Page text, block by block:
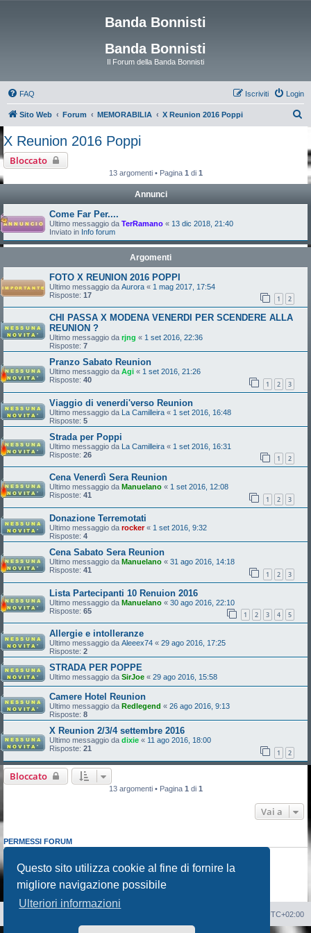
Questo sito utilizza cookie al fine di fornire la
migliore navigazione possibile
Ulteriori informazioni
Banda Bonnisti
Banda Bonnisti
Il Forum della Banda Bonnisti
FAQ Login
Iscriviti
Sito Web Forum MEMORABILIA X Reunion 2016 Poppi
X Reunion 2016 Poppi
Bloccato
13 argomenti • Pagina 1 di 1
Annunci
Come Far Per....
Ultimo messaggio da TerRamano « 13 dic 2018, 21:40
Inviato in Info forum
Argomenti
FOTO X REUNION 2016 POPPI
Ultimo messaggio da Aurora « 1 mag 2017, 17:54
Risposte: 17 1 2
CHI PASSA X MODENA VENERDI PER SCENDERE ALLA
REUNION ?
Ultimo messaggio da rjng « 1 set 2016, 22:36
Risposte: 7
Pranzo Sabato Reunion
Ultimo messaggio da Agi « 1 set 2016, 21:26
Risposte: 40 1 2 3
Viaggio di venerdi'verso Reunion
Ultimo messaggio da La Camilleira « 1 set 2016, 16:48
Risposte: 5
Strada per Poppi
Ultimo messaggio da La Camilleira « 1 set 2016, 16:31
Risposte: 26 1 2
Cena Venerdì Sera Reunion
Ultimo messaggio da Manuelano « 1 set 2016, 12:08
Risposte: 41 1 2 3
Donazione Terremotati
Ultimo messaggio da rocker« 1 set 2016, 9:32
Risposte: 4
Cena Sabato Sera Reunion
Ultimo messaggio da Manuelano « 31 ago 2016, 14:18
Risposte: 41 1 2 3
Lista Partecipanti 10 Renuion 2016
Ultimo messaggio da Manuelano « 30 ago 2016, 22:10
Risposte: 65 1 2 3 4 5
Allergie e intolleranze
Ultimo messaggio da Aleeex74 « 29 ago 2016, 17:25
Risposte: 2
STRADA PER POPPE
Ultimo messaggio da SirJoe « 29 ago 2016, 15:58
Camere Hotel Reunion
Ultimo messaggio da Redlegend « 26 ago 2016, 9:13
Risposte: 8
X Reunion 2/3/4 settembre 2016
Ultimo messaggio da dixie « 11 ago 2016, 18:00
Risposte: 21 1 2
Bloccato
13 argomenti • Pagina 1 di 1
Vai a
PERMESSI FORUM
Non puoi rispondere negli argomenti
Non puoimodificare i tuoi messaggi
Non puoi cancellare i tuoi messaggi
Non puoi
inviare allegati
UTC+02:00